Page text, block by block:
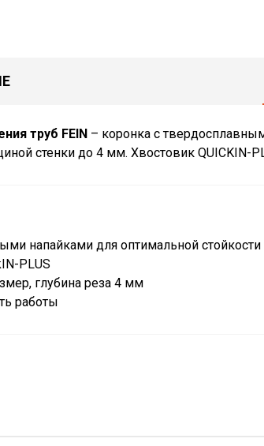
труб FEIN – коронка с
стенки до 4 мм. Хвостовик QUICKIN-
напайками для оптимальной стойкости
PLUS
глубина реза 4 мм
работы